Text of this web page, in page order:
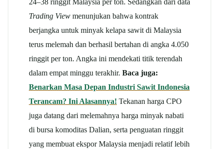
Trading View menunjukan bahwa kontrak
berjangka untuk minyak kelapa sawit di Malaysia
terus melemah dan berhasil bertahan di angka 4.050
ringgit per ton. Angka ini mendekati titik terendah
dalam empat minggu terakhir. Baca juga:
Benarkan Masa Depan Industri Sawit Indonesia
Terancam? Ini Alasannya! Tekanan harga CPO
juga datang dari melemahnya harga minyak nabati
di bursa komoditas Dalian, serta penguatan ringgit
yang membuat ekspor Malaysia menjadi relatif lebih